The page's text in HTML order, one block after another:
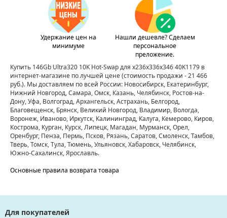
Удержание цен на
минимуме
Нашли дешевле? Сделаем
персональное
преложение.
Купить 146Gb Ultra320 10K Hot-Swap для x236x336x346 40K1179 в
интернет-магазине по лучшей цене(стоимость продажи - 21 466
руб.). Мы доставляем по всей России: Новосибирск, Екатеринбург,
Нижний Новгород, Самара, Омск, Казань, Челябинск, Ростов-на-
Дону, Уфа, Волгоград, Архангельск, Астрахань, Белгород,
Благовещенск, Брянск, Великий Новгород, Владимир, Вологда,
Воронеж, Иваново, Иркутск, Калининград, Калуга, Кемерово, Киров,
Кострома, Курган, Курск, Липецк, Магадан, Мурманск, Орел,
Оренбург, Пенза, Пермь, Псков, Рязань, Саратов, Смоленск, Тамбов,
Тверь, Томск, Тула, Тюмень, Ульяновск, Хабаровск, Челябинск,
Южно-Сахалинск, Ярославль.
Основные правила возврата товара
Для покупателей